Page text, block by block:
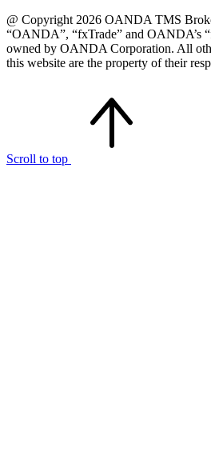
@ Copyright 2026 OANDA TMS
“OANDA”, “fxTrade” and OANDA’s
owned by OANDA Corporation. All
this website are the property of their
Scroll to top